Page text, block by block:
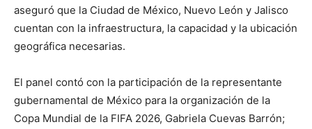
aseguró que la Ciudad de México, Nuevo León y Jalisco
cuentan con la infraestructura, la capacidad y la ubicación
geográfica necesarias.
El panel contó con la participación de la representante
gubernamental de México para la organización de la
Copa Mundial de la FIFA 2026, Gabriela Cuevas Barrón;